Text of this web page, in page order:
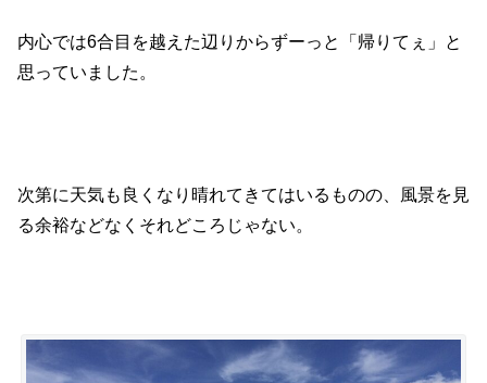
内心では6合目を越えた辺りからずーっと「帰りてぇ」と
思っていました。
次第に天気も良くなり晴れてきてはいるものの、風景を見
る余裕などなくそれどころじゃない。